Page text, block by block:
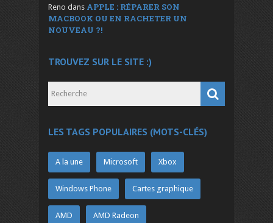
Reno dans APPLE : RÉPARER SON
MACBOOK OU EN RACHETER UN
NOUVEAU ?!
TROUVEZ SUR LE SITE :)
LES TAGS POPULAIRES (MOTS-CLÉS)
A la une Microsoft Xbox
Windows Phone Cartes graphique
AMD AMD Radeon